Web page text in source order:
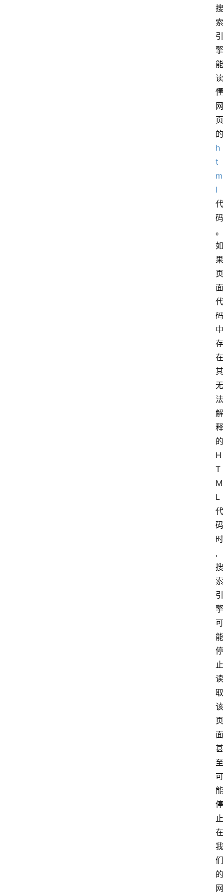
搜
索
引
擎
能
读
懂
网
页
的
h
t
m
l
代
码
。
如
果
页
面
代
码
中
存
在
其
无
法
解
释
的
H
T
M
L
代
码
时
,
搜
索
引
擎
可
能
停
止
读
取
该
页
面
甚
至
可
能
停
止
在
我
们
的
网